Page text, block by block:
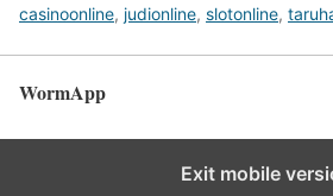
casinoonline, judionline, slotonline,
WormApp
Exit mobile